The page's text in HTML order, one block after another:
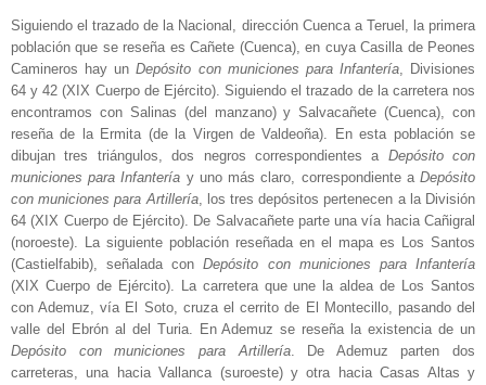
Siguiendo el trazado de la Nacional, dirección Cuenca a Teruel, la primera
población que se reseña es Cañete (Cuenca), en cuya Casilla de Peones
Camineros hay unDepósito con municiones para Infantería, Divisiones
64 y 42 (XIX Cuerpo de Ejército). Siguiendo el trazado de la carretera nos
encontramos con Salinas (del manzano) y Salvacañete (Cuenca), con
reseña de la Ermita (de la Virgen de Valdeoña). En esta población se
dibujan tres triángulos, dos negros correspondientes a Depósito con
municiones para Infantería y uno más claro, correspondiente aDepósito
con municiones para Artillería, los tres depósitos pertenecen a la División
64 (XIX Cuerpo de Ejército). De Salvacañete parte una vía hacia Cañigral
(noroeste). La siguiente población reseñada en el mapa es Los Santos
(Castielfabib), señalada conDepósito con municiones para Infantería
(XIX Cuerpo de Ejército). La carretera que une la aldea de Los Santos
con Ademuz, vía El Soto, cruza el cerrito de El Montecillo, pasando del
valle del Ebrón al del Turia. En Ademuz se reseña la existencia de un
Depósito con municiones para Artillería. De Ademuz parten dos
carreteras, una hacia Vallanca (suroeste) y otra hacia Casas Altas y